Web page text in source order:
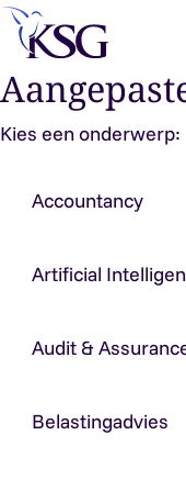
Skip to content
Kies een onderwerp:
Accountancy
Artificial
Audit &
Belastingadvies